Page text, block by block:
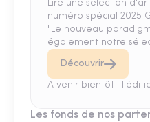
Lire une sélection
numéro spécial 2025
"Le nouveau
également notre
Découvrir
A venir bientôt :
Les fonds de nos